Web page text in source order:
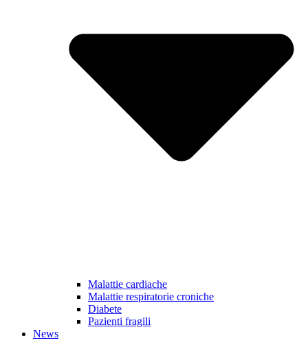
Malattie cardiache
Malattie respiratorie croniche
Diabete
Pazienti fragili
News